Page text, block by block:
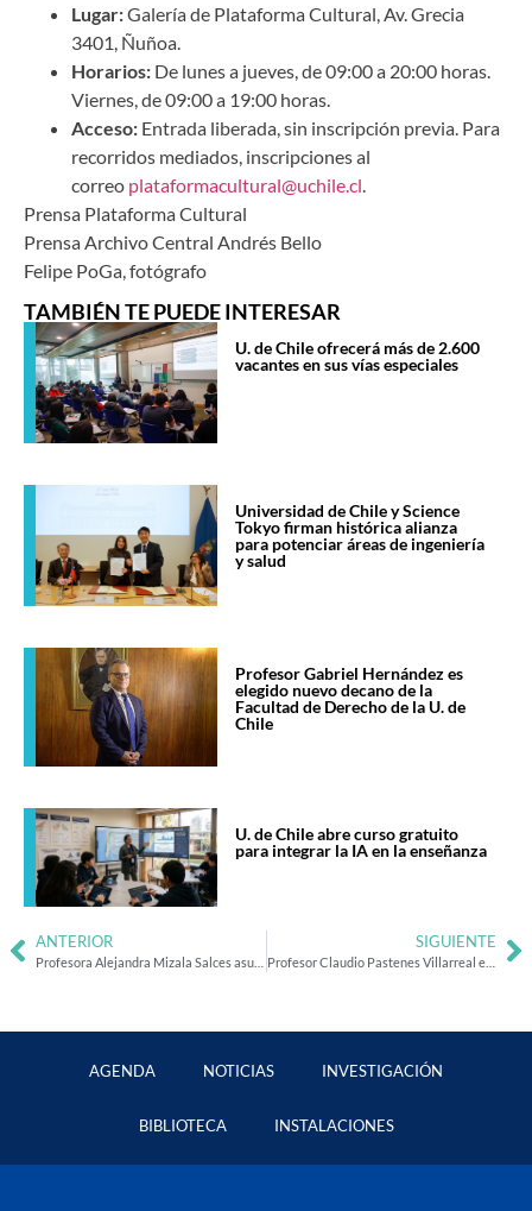
Lugar:Galería de Plataforma Cultural, Av. Grecia
3401, Ñuñoa.
Horarios: De lunes a jueves, de 09:00 a 20:00 horas.
Viernes, de 09:00 a 19:00 horas.
Acceso: Entrada liberada, sin inscripción previa. Para
recorridos mediados, inscripciones al
correo plataformacultural@uchile.cl.
Prensa Plataforma Cultural
Prensa Archivo Central Andrés Bello
Felipe PoGa, fotógrafo
TAMBIÉN TE PUEDE INTERESAR
U. de Chile ofrecerá más de 2.600
vacantes en sus vías especiales
Universidad de Chile y Science
Tokyo firman histórica alianza
para potenciar áreas de ingeniería
y salud
Profesor Gabriel Hernández es
elegido nuevo decano de la
Facultad de Derecho de la U. de
Chile
U. de Chile abre curso gratuito
para integrar la IA en la enseñanza
ANTERIOR SIGUIENTE
Profesor Claudio Pastenes Villarreal es electo decano de la Facultad de Ciencias Agronómicas de la U. de Chile
AGENDA NOTICIAS INVESTIGACIÓN
BIBLIOTECA INSTALACIONES